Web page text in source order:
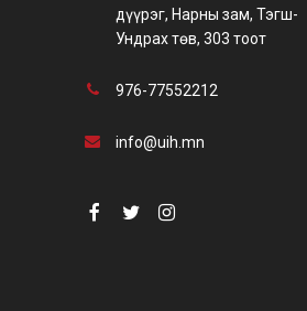
дүүрэг, Нарны зам, Тэгш-
Ундрах төв, 303 тоот
976-77552212
info@uih.mn